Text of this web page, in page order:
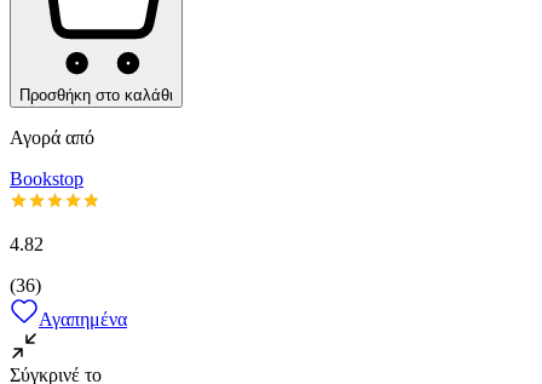
Προσθήκη στο καλάθι
Αγορά από
Bookstop
4.82
(36)
Αγαπημένα
Σύγκρινέ το